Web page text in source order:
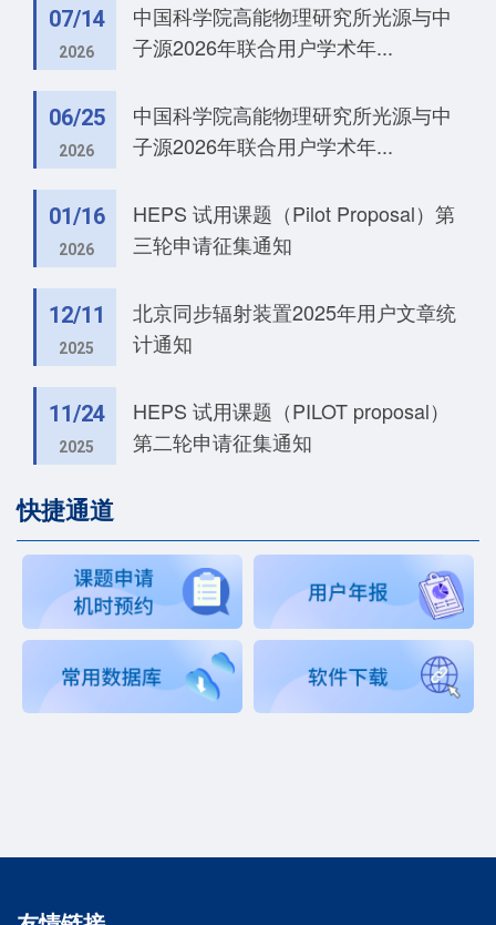
07/14
2026
中国科学院高能物理研究所光源与中
子源2026年联合用户学术年...
06/25
2026
中国科学院高能物理研究所光源与中
子源2026年联合用户学术年...
01/16
2026
HEPS 试用课题（Pilot Proposal）第
三轮申请征集通知
12/11
2025
北京同步辐射装置2025年用户文章统
计通知
11/24
2025
HEPS 试用课题（PILOT proposal）
第二轮申请征集通知
快捷通道